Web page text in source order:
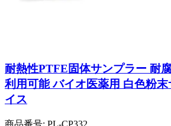
耐熱性PTFE固体サンプラー 耐
利用可能 バイオ医薬用 白色粉
イス